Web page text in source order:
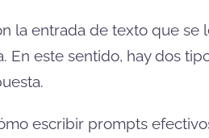
la entrada de texto que se
En este sentido, hay dos
escribir prompts